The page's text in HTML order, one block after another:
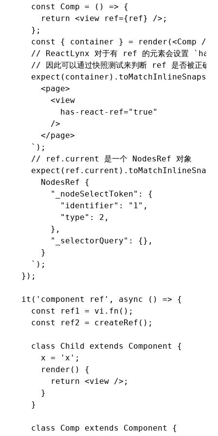
  const
Comp = () => {
    return
<view ref={ref} />;
  };
  const
{ container } = render (<Comp /
// ReactLynx 对于有 ref 的元素会设置
// 因此可以通过快照测试来判断 ref 是否被正确
  expect
(container)
    <page>
      <view
        has-react-ref="true"
      />
    </page>
  `
);
  // ref.current 是一个 NodesRef 对象
  expect
( ref .current)
    NodesRef {
      "_nodeSelectToken": {
        "identifier": "1",
        "type": 2,
      },
      "_selectorQuery": {},
    }
  `
);
});
it ( 'component ref' , async () => {
  const
ref1 = vi .fn ();
  const
ref2 = createRef ();
  class
Child extends Component
{
    x
= 'x' ;
    render
() {
      return
<view />;
    }
  }
  class
Comp extends Component
{